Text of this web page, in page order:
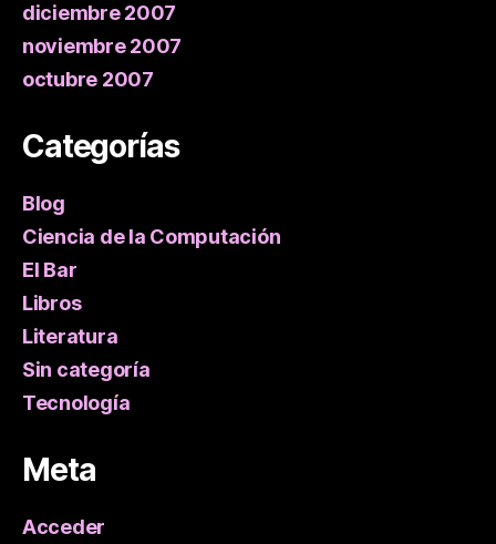
diciembre 2007
noviembre 2007
octubre 2007
Categorías
Blog
Ciencia de la Computación
El Bar
Libros
Literatura
Sin categoría
Tecnología
Meta
Acceder